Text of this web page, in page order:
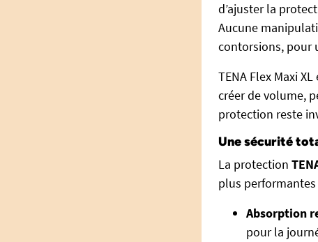
d’ajuster la
Aucune
contorsions, pour
TENA Flex Maxi
créer de volume,
protection reste
Une sécurité
La protection
plus
Absorption
pour la